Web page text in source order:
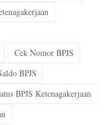
Cek Nomor BPJS
BPJS
BPJS Ketenagakerjaan